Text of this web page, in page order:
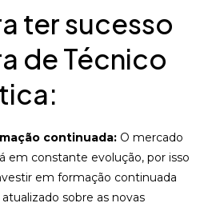
ter sucesso
de Técnico
continuada: O mercado
em constante evolução, por isso
em formação continuada
sobre as novas